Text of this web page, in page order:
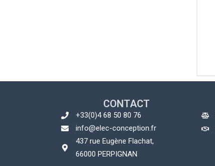
CONTACT
+33(0)4 68 50 80 76
info@elec-conception.fr
437 rue Eugène Flachat,
66000 PERPIGNAN